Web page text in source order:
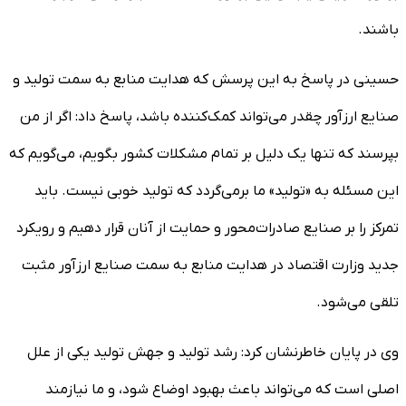
باشند.
حسینی در پاسخ به این پرسش که هدایت منابع به سمت تولید و
صنایع ارزآور چقدر می‌تواند کمک‌کننده باشد، پاسخ داد: اگر از من
بپرسند که تنها یک دلیل بر تمام مشکلات کشور بگویم، می‌گویم که
این مسئله به «تولید» ما برمی‌گردد که تولید خوبی نیست. باید
تمرکز را بر صنایع صادرات‌محور و حمایت از آنان قرار دهیم و رویکرد
جدید وزارت اقتصاد در هدایت منابع به سمت صنایع ارزآور مثبت
تلقی می‌شود.
وی در پایان خاطرنشان کرد: رشد تولید و جهش تولید یکی از علل
اصلی است که می‌تواند باعث بهبود اوضاع شود، و ما نیازمند